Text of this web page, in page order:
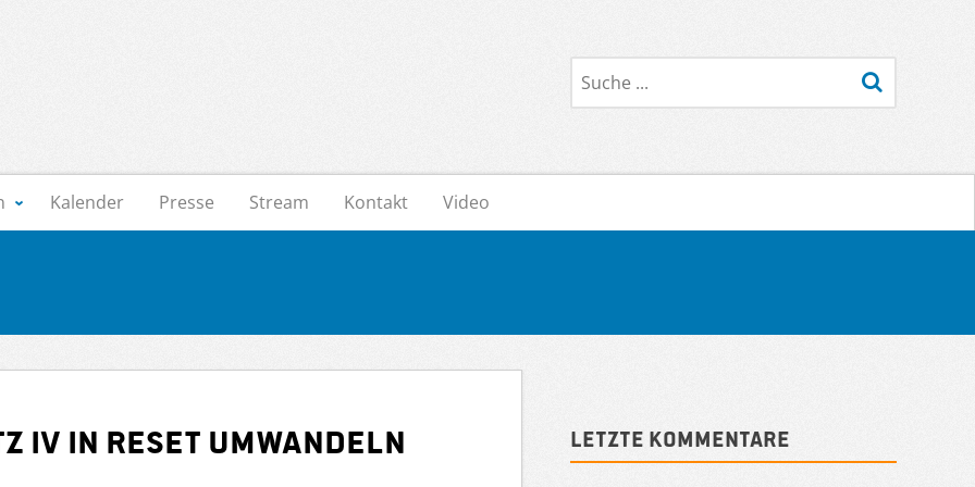
Suche
Kalender Presse Stream Kontakt Video
in ReSET umwandeln Letzte Kommentare